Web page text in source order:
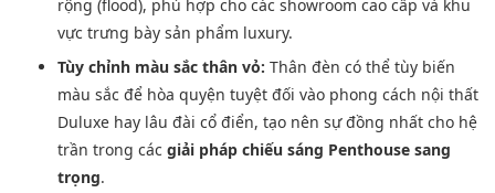
rộng (flood), phù hợp cho các showroom cao cấp và khu
vực trưng bày sản phẩm luxury.
Tùy chỉnh màu sắc thân vỏ: Thân đèn có thể tùy biến
màu sắc để hòa quyện tuyệt đối vào phong cách nội thất
Duluxe hay lâu đài cổ điển, tạo nên sự đồng nhất cho hệ
trần trong các giải pháp chiếu sáng Penthouse sang
trọng.